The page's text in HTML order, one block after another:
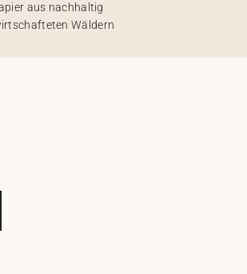
aus nachhaltig
Wäldern